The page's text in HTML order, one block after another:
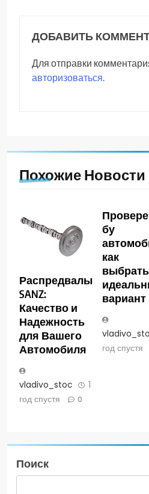
ДОБАВИТЬ
Для отправки
авторизоваться.
Похожие Новости
Распредвалы
SANZ:
Качество и
Надежность
для Вашего
Автомобиля
vladivo_stoc
1
год спустя
0
бу
как
выбрать
вариант
год спустя
Поиск